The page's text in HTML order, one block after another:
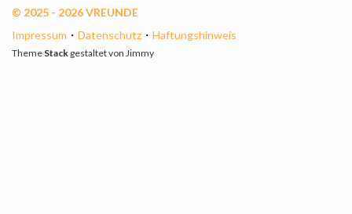
© 2025 - 2026 VREUNDE
Impressum ・ Datenschutz ・ Haftungshinweis
Theme Stack gestaltet von Jimmy